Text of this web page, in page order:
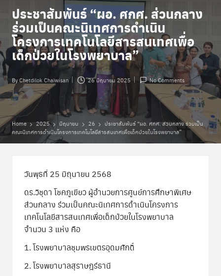
ร
ศึ
ก
ษ
า
พิ
เ
ศ
ษ
o
k
e
ประชาสัมพันธ์ “ผอ. ศกศ. ส่วนกลาง
ร่วมเป็นคณะนิเทศการดำเนิน
โครงการเทคโนโลยีสารสนเทศเพื่อ
เด็กป่วยในโรงพยาบาล”
Posted
by
ByChetdilok Chaiwisan 26 มิถุนายน 2025 No Comments
Home 2025 มิถุนายน 26
ประชาสัมพันธ์ “ผอ. ศกศ. ส่วนกลาง ร่วมเป็น
คณะนิเทศการดำเนินโครงการเทคโนโลยีสารสนเทศเพื่อเด็กป่วยในโรงพยาบาล”
วันพุธที่ 25 มิถุนายน 2568
ดร.วิชุดา โชคภูเขียว ผู้อำนวยการศูนย์การศึกษาพิเศษ
ส่วนกลาง ร่วมเป็นคณะนิเทศการดำเนินโครงการ
เทคโนโลยีสารสนเทศเพื่อเด็กป่วยในโรงพยาบาล
จำนวน 3 แห่ง คือ
1. โรงพยาบาลชุมพรเขตรอุดมศักดิ์
2. โรงพยาบาลสุราษฎร์ธานี